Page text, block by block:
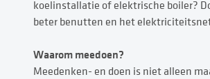
koelinstallatie of elektrische boiler?
beter benutten en het
Waarom meedoen?
Meedenken- en doen is niet alleen